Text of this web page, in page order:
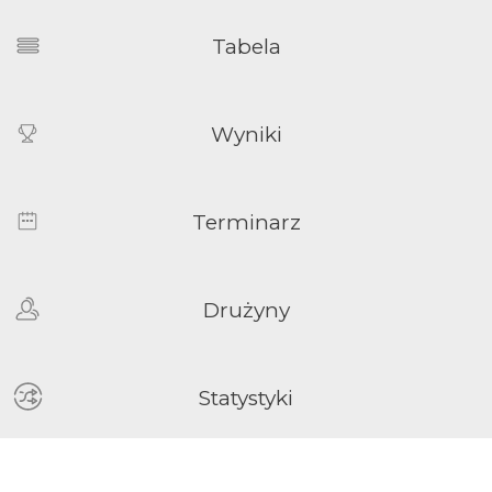
Tabela
Wyniki
Terminarz
Drużyny
Statystyki